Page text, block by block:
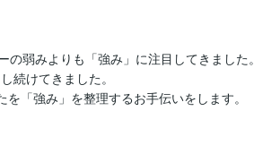
弱みよりも「強み」に注目してきました。
続けてきました。
「強み」を整理するお手伝いをします。